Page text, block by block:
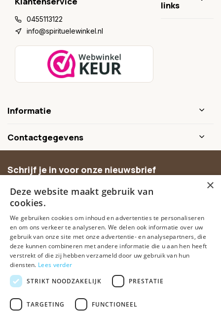
0455113122
info@spirituelewinkel.nl
links
Informatie
Contactgegevens
Schrijf je in voor onze nieuwsbrief
aanbiedingen.
Abonneer
© Spirituele winkel • Sinds 2006 • Dé vertrouwde spirituele webshop
×
Deze website maakt gebruik van
cookies.
We gebruiken cookies om inhoud en advertenties te personaliseren
en om ons verkeer te analyseren. We delen ook informatie over uw
gebruik van onze site met onze advertentie- en analysepartners, die
deze kunnen combineren met andere informatie die u aan hen heeft
verstrekt of die zij hebben verzameld door uw gebruik van hun
diensten. Lees verder
STRIKT NOODZAKELIJK
PRESTATIE
TARGETING FUNCTIONEEL